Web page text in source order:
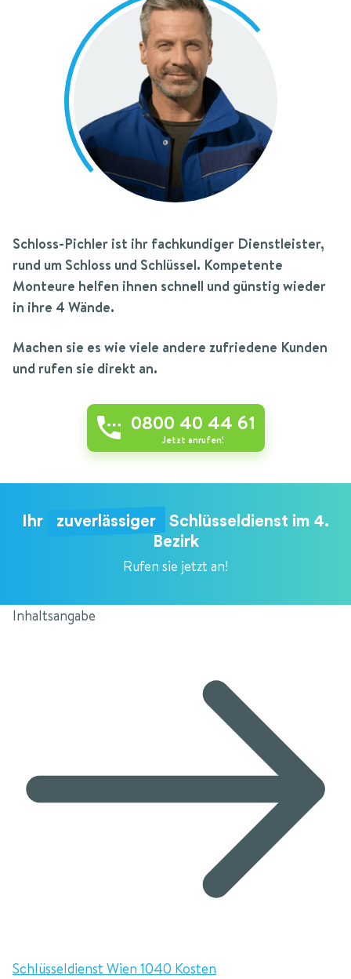
Schloss-Pichler ist ihr fachkundiger Dienstleister,
rund um Schloss und Schlüssel. Kompetente
Monteure helfen ihnen schnell und günstig wieder
in ihre 4 Wände.
Machen sie es wie viele andere zufriedene Kunden
und rufen sie direkt an.
0800 40 44 61
Jetzt anrufen!
Ihr zuverlässiger
Schlüsseldienst im 4.
Bezirk
Rufen sie jetzt an!
Inhaltsangabe
Schlüsseldienst Wien 1040 Kosten